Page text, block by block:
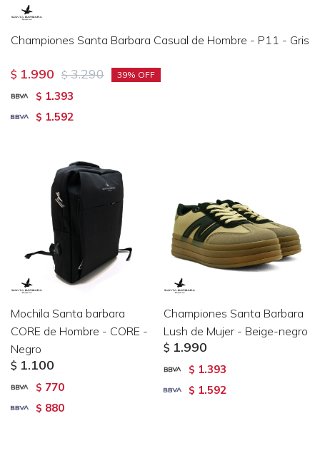
Championes Santa Barbara Casual de Hombre - P11 - Gris
$ 1.990 $ 3.290 39
$ 1.393
$ 1.592
Mochila Santa barbara
CORE de Hombre - CORE -
Negro
$ 1.100
$ 770
$ 880
Championes Santa Barbara
Lush de Mujer - Beige-negro
$ 1.990
$ 1.393
$ 1.592